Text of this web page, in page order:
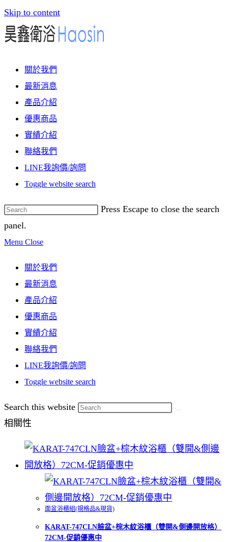
Skip to content
關於我們
最新消息
產品介紹
優惠商品
實績介紹
聯絡我們
LINE我詢價/詢問
Toggle website search
Press Escape to close the search
panel.
Menu Close
關於我們
最新消息
產品介紹
優惠商品
實績介紹
聯絡我們
LINE我詢價/詢問
Toggle website search
Search this website
相關性
面盆浴櫃組(規格品&現貨)
KARAT-747CLN臉盆+棕木紋浴櫃（雙開&側邊開放格）
72CM-促銷優惠中